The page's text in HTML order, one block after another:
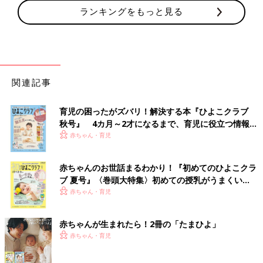
ランキングをもっと見る
関連記事
育児の困ったがズバリ！解決する本『ひよこクラブ
秋号』 4カ月～2才になるまで、育児に役立つ情報が
いっぱい！
赤ちゃん・育児
赤ちゃんのお世話まるわかり！『初めてのひよこクラ
ブ 夏号』〈巻頭大特集〉初めての授乳がうまくい
く！ おっぱい・ミルクの基本と夏のトラブル 解決テ
赤ちゃん・育児
赤ちゃんが生まれたら！2冊の「たまひよ」
赤ちゃん・育児